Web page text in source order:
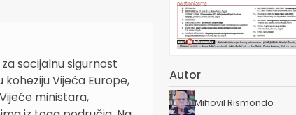
socijalnu sigurnost
Vijeća Europe,
ministara,
Autor
Mihovil Rismondo